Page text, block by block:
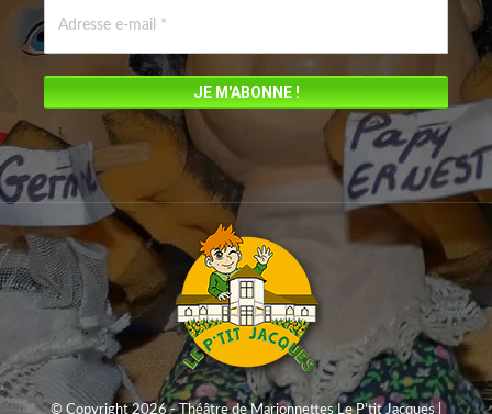
window
© Copyright 2026 - Théâtre de Marionnettes Le P'tit Jacques |